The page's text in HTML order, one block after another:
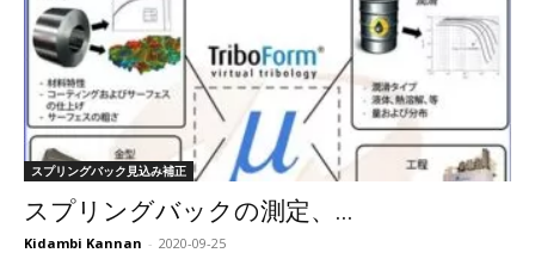
スプリングバック見込み補正
スプリングバックの測定、...
Kidambi Kannan - 2020-09-25